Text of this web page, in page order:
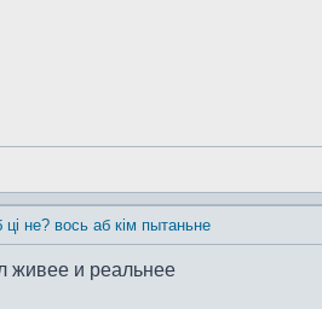
ці не? вось аб кім пытаньне
живее и реальнее